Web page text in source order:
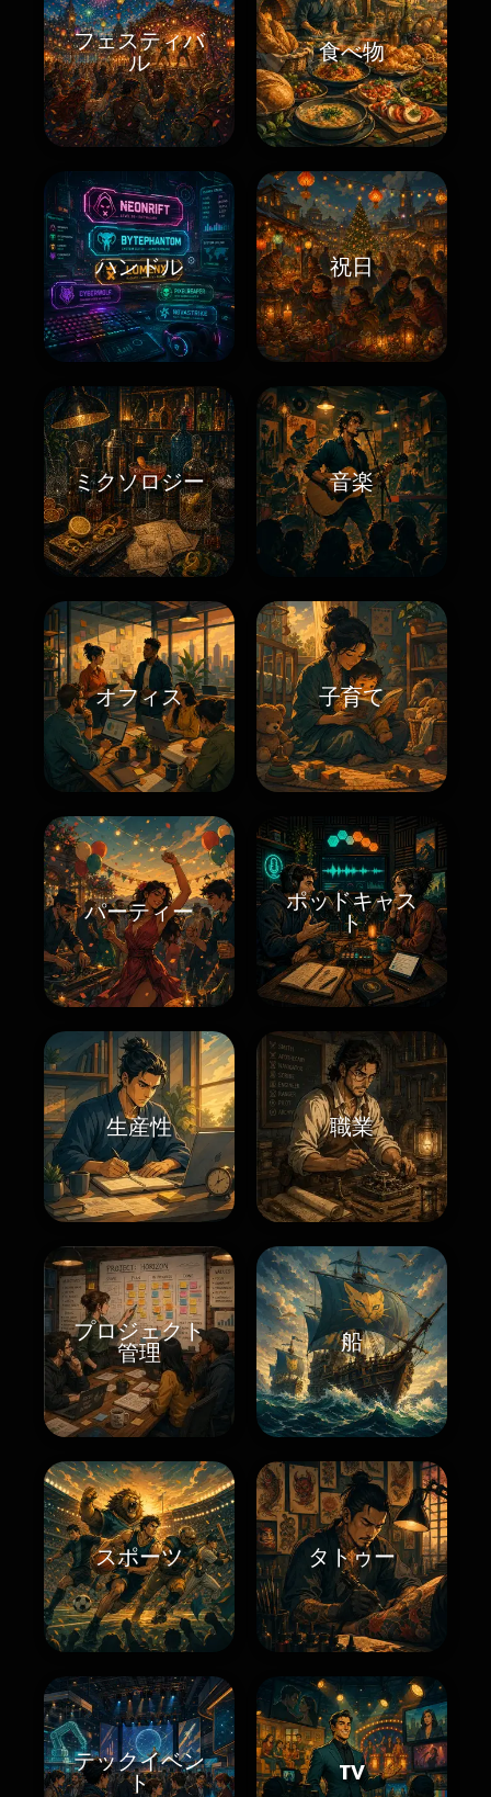
フェスティバ
ル
食べ物
ハンドル 祝日
ミクソロジー 音楽
オフィス 子育て
パーティー
ポッドキャス
ト
生産性 職業
プロジェクト
管理
船
スポーツ タトゥー
テックイベン
ト
TV